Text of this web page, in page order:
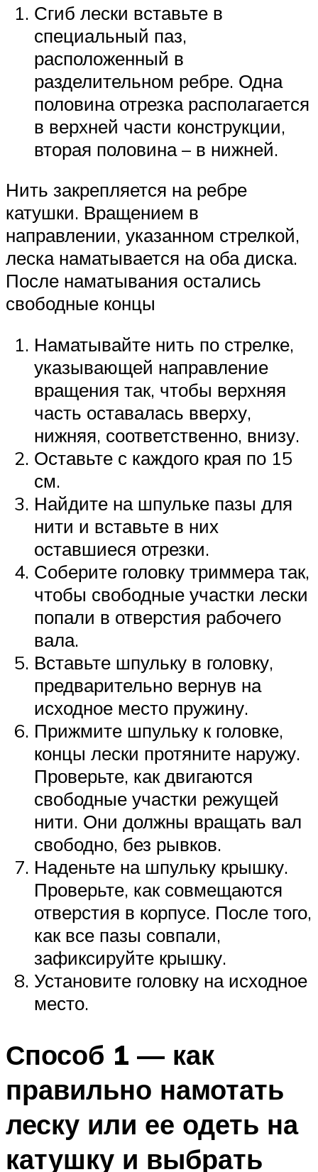
Сгиб лески вставьте в
специальный паз,
расположенный в
разделительном ребре. Одна
половина отрезка располагается
в верхней части конструкции,
вторая половина – в нижней.
Нить закрепляется на ребре
катушки. Вращением в
направлении, указанном стрелкой,
леска наматывается на оба диска.
После наматывания остались
свободные концы
Наматывайте нить по стрелке,
указывающей направление
вращения так, чтобы верхняя
часть оставалась вверху,
нижняя, соответственно, внизу.
Оставьте с каждого края по 15
см.
Найдите на шпульке пазы для
нити и вставьте в них
оставшиеся отрезки.
Соберите головку триммера так,
чтобы свободные участки лески
попали в отверстия рабочего
вала.
Вставьте шпульку в головку,
предварительно вернув на
исходное место пружину.
Прижмите шпульку к головке,
концы лески протяните наружу.
Проверьте, как двигаются
свободные участки режущей
нити. Они должны вращать вал
свободно, без рывков.
Наденьте на шпульку крышку.
Проверьте, как совмещаются
отверстия в корпусе. После того,
как все пазы совпали,
зафиксируйте крышку.
Установите головку на исходное
место.
Способ 1 — как
правильно намотать
леску или ее одеть на
катушку и выбрать